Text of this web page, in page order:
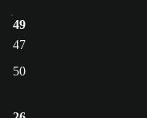
49
47
50